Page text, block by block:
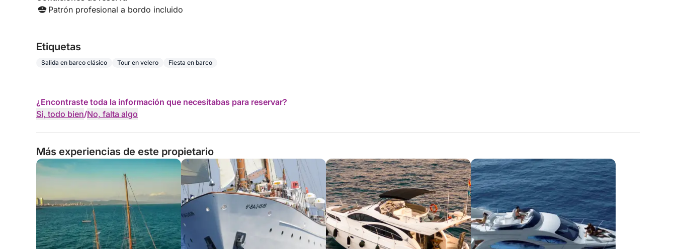
Patrón profesional a bordo incluido
Etiquetas
Salida en barco clásico Tour en velero Fiesta en barco
¿Encontraste toda la información que necesitabas para reservar?
Sí, todo bien/No, falta algo
Más experiencias de este propietario